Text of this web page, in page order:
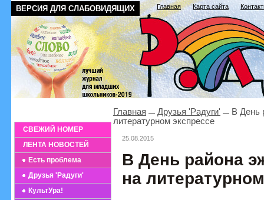
ВЕРСИЯ ДЛЯ СЛАБОВИДЯЩИХ Главная Карта сайта
СВЕЖИЙ НОМЕР
ЛЕНТА НОВОСТЕЙ
Есть проблема
Друзья 'Радуги'
КультУра!
Главная Друзья 'Радуги'
В День
литературном экспрессе
25.08.2015
В День района
на